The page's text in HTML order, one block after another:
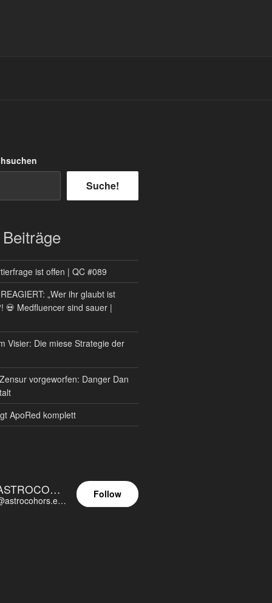
Suche!
ist offen | QC #089
„Wer ihr glaubt ist
💀 Medfluencer sind sauer |
Visier: Die miese Strategie der
vorgeworfen: Danger Dan
ApoRed komplett
ASTROCOHORS EUNOIA ULTIMA
@astrocohors.eu@astrocohors.eu
Follow